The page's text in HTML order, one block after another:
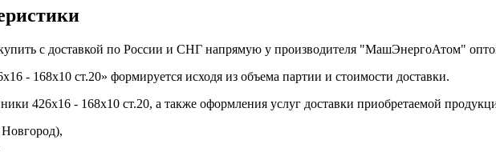
с доставкой по России и СНГ напрямую у производителя "МашЭнергоАтом"
- 168х10 ст.20» формируется исходя из объема партии и стоимости доставки.
426х16 - 168х10 ст.20, а также оформления услуг доставки приобретаемой